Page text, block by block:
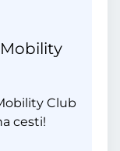
Club
cesti!